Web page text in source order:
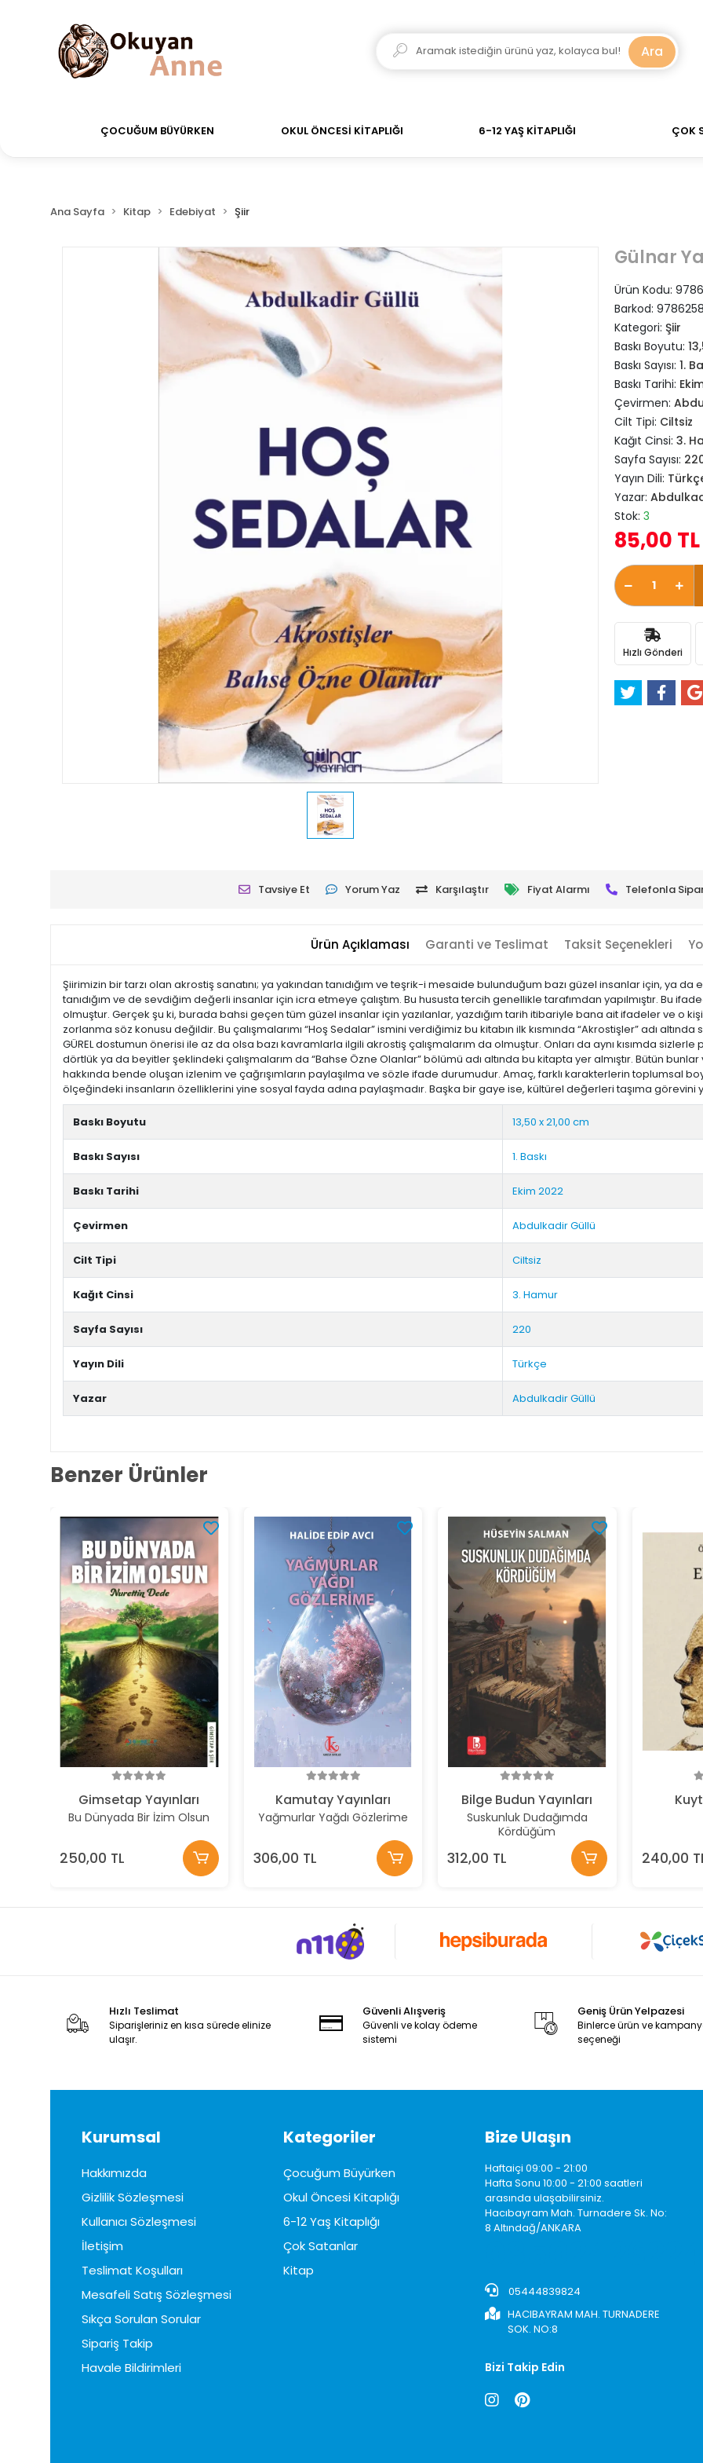
siparişler Aynı Gün Kargo! Saat 11:00'a kadar verdiğiniz siparişler Aynı Gün Kargo! 700 TL
Ara
ÇOCUĞUM BÜYÜRKEN OKUL ÖNCESİ KİTAPLIĞI 6-12 YAŞ KİTAPLIĞI ÇOK
Ana Sayfa Kitap Edebiyat Şiir
Gülnar
Ürün Kodu:
Barkod:
Kategori: Şiir
Baskı Boyutu:
Baskı Sayısı: 1.
Baskı Tarihi:
Çevirmen:
Cilt Tipi: Ciltsiz
Kağıt Cinsi: 3.
Sayfa Sayısı:
Yayın Dili:
Yazar:
Stok: 3
85,00 TL
Hızlı Gönderi
Tavsiye Et Yorum Yaz Karşılaştır Fiyat Alarmı Telefonla
Ürün Açıklaması Garanti ve Teslimat Taksit Seçenekleri
Şiirimizin bir tarzı olan akrostiş sanatını; ya yakından tanıdığım ve teşrik-i mesaide bulunduğum bazı güzel insanlar için, ya
tanıdığım ve de sevdiğim değerli insanlar için icra etmeye çalıştım. Bu hususta tercih genellikle tarafımdan yapılmıştır. Bu
olmuştur. Gerçek şu ki, burada bahsi geçen tüm güzel insanlar için yazılanlar, yazdığım tarih itibariyle bana ait ifadeler ve o
zorlanma söz konusu değildir. Bu çalışmalarımı “Hoş Sedalar” ismini verdiğimiz bu kitabın ilk kısmında “Akrostişler” adı
GÜREL dostumun önerisi ile az da olsa bazı kavramlarla ilgili akrostiş çalışmalarım da olmuştur. Onları da aynı kısımda sizlerle
dörtlük ya da beyitler şeklindeki çalışmalarım da “Bahse Özne Olanlar” bölümü adı altında bu kitapta yer almıştır. Bütün
hakkında bende oluşan izlenim ve çağrışımların paylaşılma ve sözle ifade durumudur. Amaç, farklı karakterlerin toplumsal
ölçeğindeki insanların özelliklerini yine sosyal fayda adına paylaşmadır. Başka bir gaye ise, kültürel değerleri taşıma görevini
Baskı Boyutu 13,50 x 21,00 cm
Baskı Sayısı 1. Baskı
Baskı Tarihi Ekim 2022
Çevirmen Abdulkadir Güllü
Cilt Tipi Ciltsiz
Kağıt Cinsi 3. Hamur
Sayfa Sayısı 220
Yayın Dili Türkçe
Yazar Abdulkadir Güllü
Benzer Ürünler
Gimsetap Yayınları
Bu Dünyada Bir İzim Olsun
250,00 TL
Kamutay Yayınları
Yağmurlar Yağdı Gözlerime
306,00 TL
Bilge Budun Yayınları
Suskunluk Dudağımda
Kördüğüm
312,00 TL 240,00
Hızlı Teslimat
Siparişleriniz en kısa sürede elinize
ulaşır.
Güvenli Alışveriş
Güvenli ve kolay ödeme
sistemi
Geniş Ürün Yelpazesi
Binlerce ürün ve
seçeneği
Kurumsal
Hakkımızda
Gizlilik Sözleşmesi
Kullanıcı Sözleşmesi
İletişim
Teslimat Koşulları
Mesafeli Satış Sözleşmesi
Sıkça Sorulan Sorular
Sipariş Takip
Havale Bildirimleri
Kategoriler
Çocuğum Büyürken
Okul Öncesi Kitaplığı
6-12 Yaş Kitaplığı
Çok Satanlar
Kitap
Bize Ulaşın
Haftaiçi 09:00 - 21:00
Hafta Sonu 10:00 - 21:00 saatleri
arasında ulaşabilirsiniz.
Hacıbayram Mah. Turnadere Sk. No:
8 Altındağ/ANKARA
05444839824
HACIBAYRAM MAH. TURNADERE
SOK. NO:8
Bizi Takip Edin